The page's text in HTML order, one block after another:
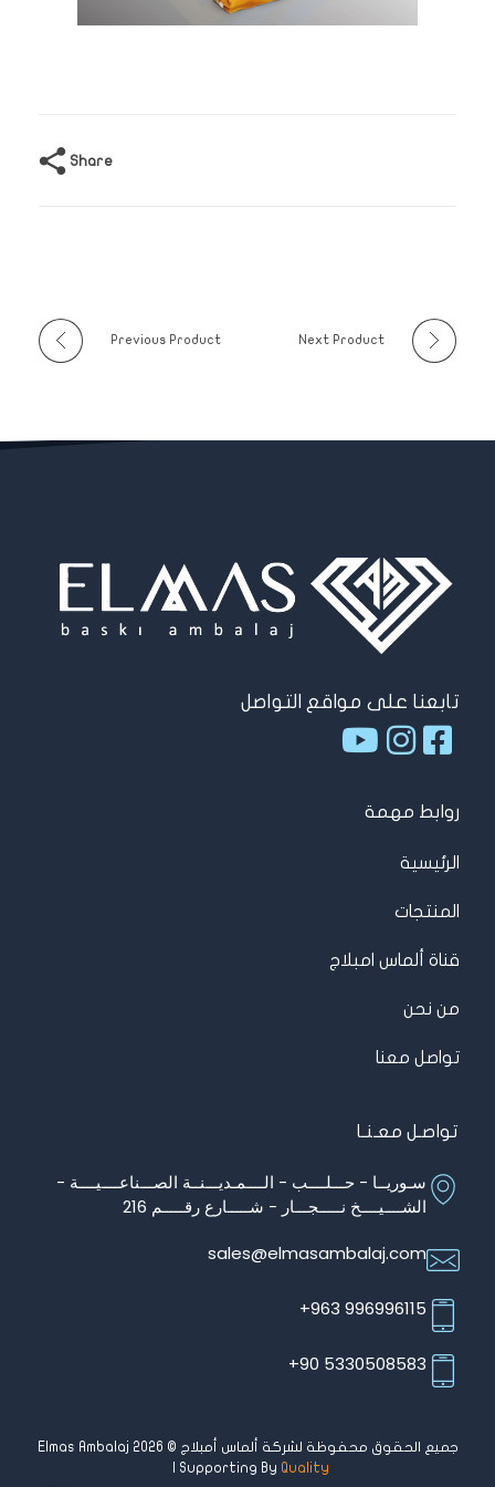
Share
Previous Product Next Product
تابعنا على مواقع التواصل
روابط مهمة
الرئيسية
المنتجات
قناة ألماس امبلاج
من نحن
تواصل معنا
تواصـل معـنـا
سـوريــا - حـــلــــب - الــــمـديـــنــة الصـــناعــــيــــة -
الشــــيــــخ نـــــجـــار - شـــــارع رقـــــم 216
sales@elmasambalaj.com
996996115 963+
5330508583 90+
جميع الحقوق محفوظة لشركة ألماس أمبلاج © Elmas Ambalaj 2026
| Supporting By Quality